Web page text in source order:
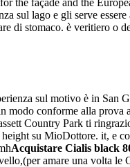
sul lago e gli serve
di stomaco. è veritiero o
sul motivo è in San
modo conforme alla prova
Country Park ti
su MioDottore. it, e
Acquistare Cialis black
amare una volta le